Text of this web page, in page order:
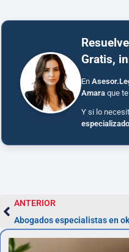
Gratis,
En
Amara que
Y si lo
especializado
ANTERIOR